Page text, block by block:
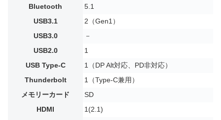
Bluetooth
5.1
USB3.1
2（Gen1）
USB3.0
－
USB2.0
1
USB Type-C
1（DP Alt対応、PD非対応）
Thunderbolt
1（Type-C兼用）
メモリーカード
SD
HDMI
1(2.1)